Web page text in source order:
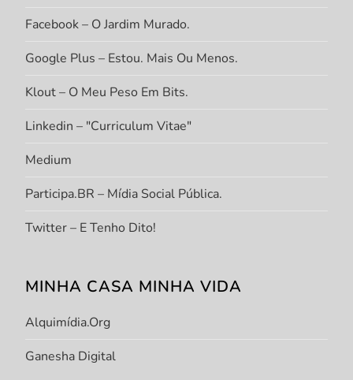
Facebook – O Jardim Murado.
Google Plus – Estou. Mais Ou Menos.
Klout – O Meu Peso Em Bits.
Linkedin – "Curriculum Vitae"
Medium
Participa.BR – Mídia Social Pública.
Twitter – E Tenho Dito!
MINHA CASA MINHA VIDA
Alquimídia.org
Ganesha Digital